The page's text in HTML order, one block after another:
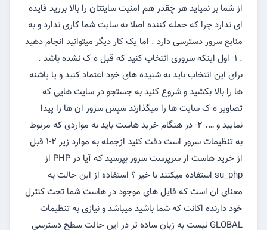
از شما بر نمیاید هر چقدر هم امنیت سایتتان را بالا بررید فایده
ای ندارد چرا که حمله کننده اصلا به سایت شما کاری ندارد و به
منابع سرور دسترسی دارد . اما یک کار دیگر میتوانید انجام دهید
. ۱- اول اینکه سروری انتخاب کنید که قبل ه-ک نشده باشد .
برای این انتخاب باید به شنیده های خود اعتماد کنید و یا پاشنه
ها را بالا بکشید و شروع کنید به جستجو در سایت هایی که
تصاویر ه-ک سایت ها را میگذارند سپس سرور ان ها را پیدا
نمایید و …. ۲- در هنگام خرید هاست باید به مواردی که مربوط
به تنظیمات سرور است دقت کنید ازجمله به موارد زیر ۲-۱ قبل
از خرید هاست از سرپرست سرور بپرسید که آیا در PHP از
su_php استفاده میکنند با خیر ؟ استفاده از این حالت به
معنای ان است که فایل های موجود در هاست شما تحت کنترل
خود دارنده اکانت که شما باشید میباشد و نیازی به تنظیمات
GLOBAL نیست به زبان ساده تر در این حالت سطح دسترسی